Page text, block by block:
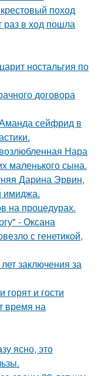
поход
раз в ход пошла
ностальгия по
договора
сейфрид в
Нара
маленького сына.
Дарина Эрвин,
имиджа.
на процедурах.
- Оксана
с генетикой,
заключения за
горят и гости
время на
ясно, это